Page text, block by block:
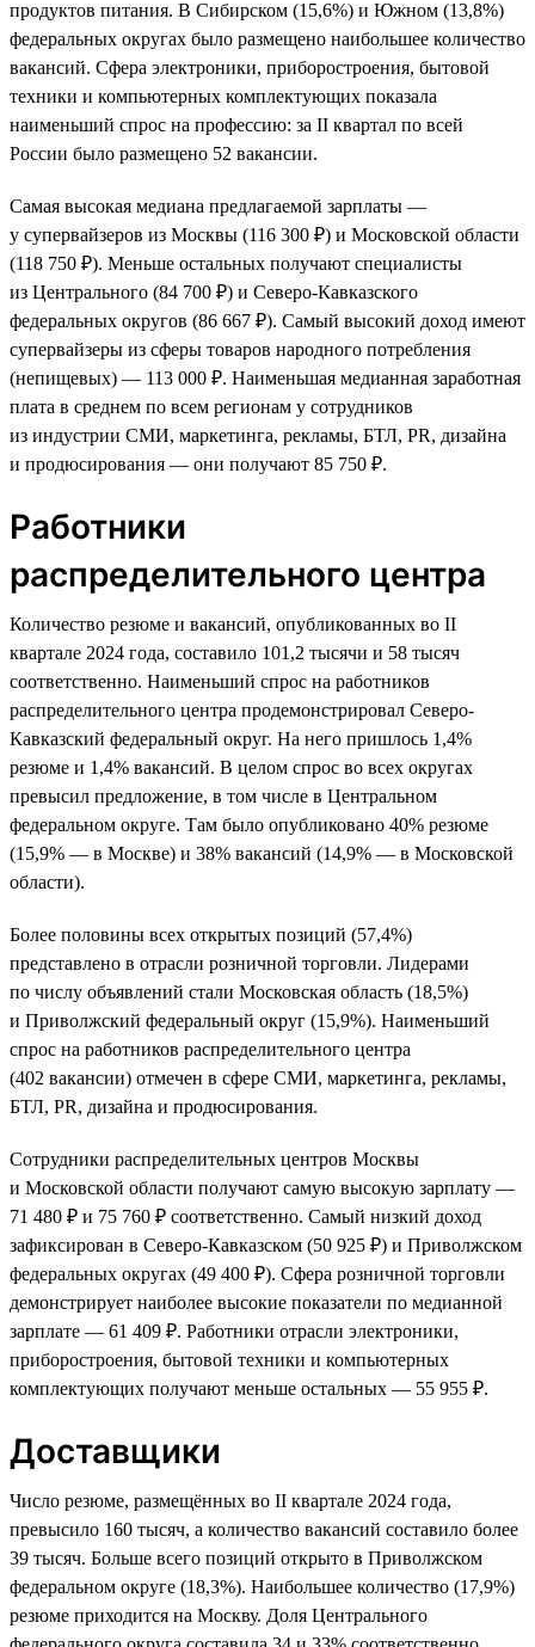
продуктов питания. В Сибирском (15,6%) и Южном (13,8%)
федеральных округах было размещено наибольшее количество
вакансий. Сфера электроники, приборостроения, бытовой
техники и компьютерных комплектующих показала
наименьший спрос на профессию: за II квартал по всей
России было размещено 52 вакансии.
Самая высокая медиана предлагаемой зарплаты —
у супервайзеров из Москвы (116 300 ₽) и Московской области
(118 750 ₽). Меньше остальных получают специалисты
из Центрального (84 700 ₽) и Северо-Кавказского
федеральных округов (86 667 ₽). Самый высокий доход имеют
супервайзеры из сферы товаров народного потребления
(непищевых) — 113 000 ₽. Наименьшая медианная заработная
плата в среднем по всем регионам у сотрудников
из индустрии СМИ, маркетинга, рекламы, БТЛ, PR, дизайна
и продюсирования — они получают 85 750 ₽.
Работники
распределительного центра
Количество резюме и вакансий, опубликованных во II
квартале 2024 года, составило 101,2 тысячи и 58 тысяч
соответственно. Наименьший спрос на работников
распределительного центра продемонстрировал Северо-
Кавказский федеральный округ. На него пришлось 1,4%
резюме и 1,4% вакансий. В целом спрос во всех округах
превысил предложение, в том числе в Центральном
федеральном округе. Там было опубликовано 40% резюме
(15,9% — в Москве) и 38% вакансий (14,9% — в Московской
области).
Более половины всех открытых позиций (57,4%)
представлено в отрасли розничной торговли. Лидерами
по числу объявлений стали Московская область (18,5%)
и Приволжский федеральный округ (15,9%). Наименьший
спрос на работников распределительного центра
(402 вакансии) отмечен в сфере СМИ, маркетинга, рекламы,
БТЛ, PR, дизайна и продюсирования.
Сотрудники распределительных центров Москвы
и Московской области получают самую высокую зарплату —
71 480 ₽ и 75 760 ₽ соответственно. Самый низкий доход
зафиксирован в Северо-Кавказском (50 925 ₽) и Приволжском
федеральных округах (49 400 ₽). Сфера розничной торговли
демонстрирует наиболее высокие показатели по медианной
зарплате — 61 409 ₽. Работники отрасли электроники,
приборостроения, бытовой техники и компьютерных
комплектующих получают меньше остальных — 55 955 ₽.
Доставщики
Число резюме, размещённых во II квартале 2024 года,
превысило 160 тысяч, а количество вакансий составило более
39 тысяч. Больше всего позиций открыто в Приволжском
федеральном округе (18,3%). Наибольшее количество (17,9%)
резюме приходится на Москву. Доля Центрального